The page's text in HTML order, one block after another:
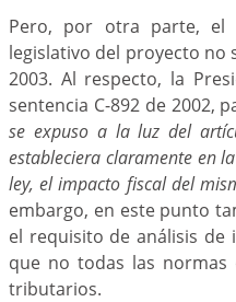
Pero, por otra parte, el
legislativo del proyecto no
2003. Al respecto, la
sentencia C-892 de 2002,
se expuso a la luz del
estableciera claramente en
ley, el impacto fiscal del
embargo, en este punto
el requisito de análisis de
que no todas las
tributarios.